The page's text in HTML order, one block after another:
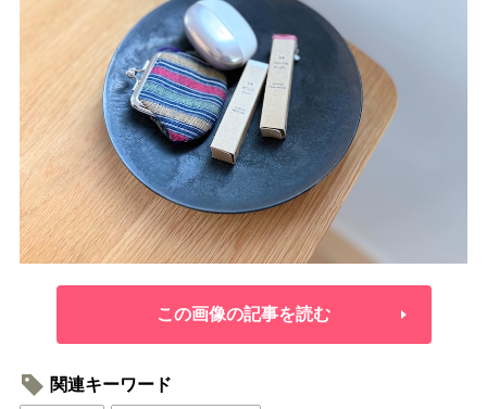
この画像の記事を読む
関連キーワード